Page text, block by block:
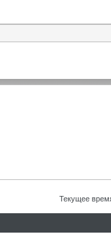
Текущее